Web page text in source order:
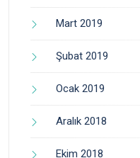
Mart 2019
Şubat 2019
Ocak 2019
Aralık 2018
Ekim 2018